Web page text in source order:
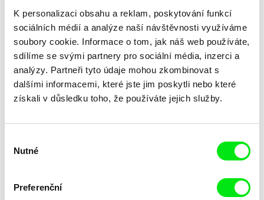
K personalizaci obsahu a reklam, poskytování funkcí
sociálních médií a analýze naší návštěvnosti využíváme
soubory cookie. Informace o tom, jak náš web používáte,
sdílíme se svými partnery pro sociální média, inzerci a
analýzy. Partneři tyto údaje mohou zkombinovat s
dalšími informacemi, které jste jim poskytli nebo které
získali v důsledku toho, že používáte jejich služby.
souhlasu
Nutné
Preferenční
Anita Müller
Agnosis
Johana Ožvold
Ahoj, mám se dobře
Nicolas Wadimoff Jan Hubáček